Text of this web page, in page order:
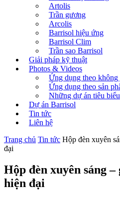
Artolis
Trần gương
Arcolis
Barrisol hiệu ứng
Barrisol Clim
Trần sao Barrisol
Giải pháp kỹ thuật
Photos & Videos
Ứng dụng theo không
Ứng dụng theo sản
Những dự án tiêu biểu
Dự án Barrisol
Tin tức
Liên hệ
Trang chủ Tin tức Hộp đèn xuyên
đại
Hộp đèn xuyên sáng
hiện đại